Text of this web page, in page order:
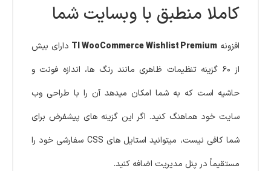
کاملا منطبق با وبسایت شما
افزونه TI WooCommerce Wishlist Premium دارای بیش
از ۶۰ گزینه تنظیمات ظاهری مانند رنگ ها، اندازه فونت و
حاشیه است که به شما امکان میدهد آن را با طراحی وب
سایت خود هماهنگ کنید. اگر این گزینه های پیشفرض برای
شما کافی نیست، میتوانید استایل های CSS سفارشی خود را
مستقیماً در پنل مدیریت اضافه کنید.